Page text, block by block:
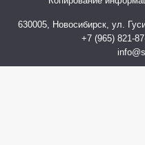
630005, Новосибирск, ул.
+7 (965) 821-